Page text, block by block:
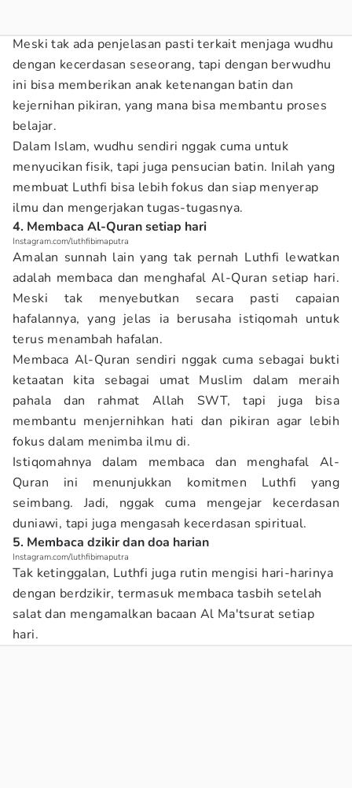
Meski tak ada penjelasan pasti terkait menjaga wudhu
dengan kecerdasan seseorang, tapi dengan berwudhu
ini bisa memberikan anak ketenangan batin dan
kejernihan pikiran, yang mana bisa membantu proses
belajar.
Dalam Islam, wudhu sendiri nggak cuma untuk
menyucikan fisik, tapi juga pensucian batin. Inilah yang
membuat Luthfi bisa lebih fokus dan siap menyerap
ilmu dan mengerjakan tugas-tugasnya.
4. Membaca Al-Quran setiap hari
Instagram.com/luthfibimaputra
Amalan sunnah lain yang tak pernah Luthfi lewatkan
adalah membaca dan menghafal Al-Quran setiap hari.
Meski tak menyebutkan secara pasti capaian
hafalannya, yang jelas ia berusaha istiqomah untuk
terus menambah hafalan.
Membaca Al-Quran sendiri nggak cuma sebagai bukti
ketaatan kita sebagai umat Muslim dalam meraih
pahala dan rahmat Allah SWT, tapi juga bisa
membantu menjernihkan hati dan pikiran agar lebih
fokus dalam menimba ilmu di.
Istiqomahnya dalam membaca dan menghafal Al-
Quran ini menunjukkan komitmen Luthfi yang
seimbang. Jadi, nggak cuma mengejar kecerdasan
duniawi, tapi juga mengasah kecerdasan spiritual.
5. Membaca dzikir dan doa harian
Instagram.com/luthfibimaputra
Tak ketinggalan, Luthfi juga rutin mengisi hari-harinya
dengan berdzikir, termasuk membaca tasbih setelah
salat dan mengamalkan bacaan Al Ma'tsurat setiap
hari.